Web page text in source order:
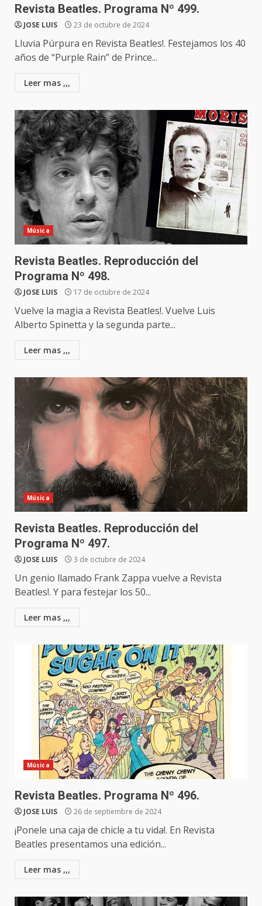
Revista Beatles. Programa Nº 499.
JOSE LUIS 23 de octubre de 2024
Lluvia Púrpura en Revista Beatles!. Festejamos los 40
años de “Purple Rain” de Prince...
Leer mas ,,,
Música
Revista Beatles. Reproducción del
Programa Nº 498.
JOSE LUIS 17 de octubre de 2024
Vuelve la magia a Revista Beatles!. Vuelve Luis
Alberto Spinetta y la segunda parte...
Leer mas ,,,
Música
Revista Beatles. Reproducción del
Programa Nº 497.
JOSE LUIS 3 de octubre de 2024
Un genio llamado Frank Zappa vuelve a Revista
Beatles!. Y para festejar los 50...
Leer mas ,,,
Música
Revista Beatles. Programa Nº 496.
JOSE LUIS 26 de septiembre de 2024
¡Ponele una caja de chicle a tu vida!. En Revista
Beatles presentamos una edición...
Leer mas ,,,